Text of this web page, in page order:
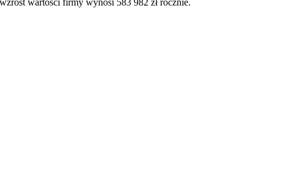
wartości firmy wynosi 583 982 zł rocznie.